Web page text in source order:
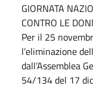
GIORNATA
CONTRO LE
Per il 25
l’eliminazione
dall’Assemblea
54/134 del 17